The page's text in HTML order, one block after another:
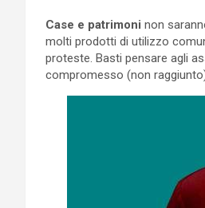
Case e patrimoni non
molti prodotti di utilizzo
proteste. Basti pensare agli
compromesso (non